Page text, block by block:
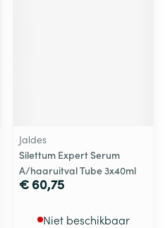
Jaldes
Silettum Expert Serum
A/haaruitval Tube 3x40ml
€ 60,75
Niet beschikbaar